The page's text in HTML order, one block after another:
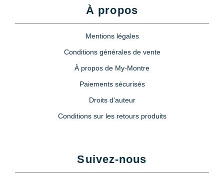
À propos
Mentions légales
Conditions générales de vente
À propos de My-Montre
Paiements sécurisés
Droits d'auteur
Conditions sur les retours produits
Suivez-nous